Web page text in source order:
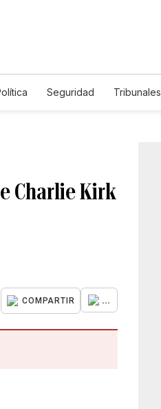
Seguridad Tribunales
Charlie Kirk
COMPARTIR ...